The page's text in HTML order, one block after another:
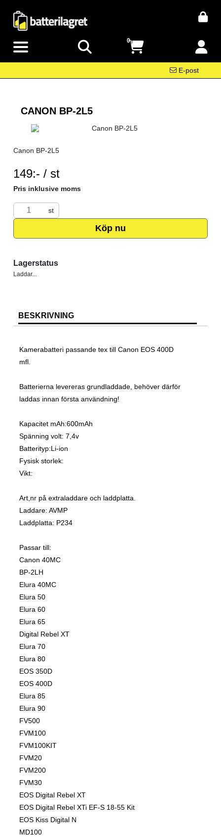
0
E-post
CANON BP-2L5
Canon BP-2L5
149:- / stSEK per ST
Pris inklusive moms
st
Köp nu
Lagerstatus
Laddar...
BESKRIVNING
Kamerabatteri passande tex till Canon EOS 400D
mfl.
Batterierna levereras grundladdade, behöver därför
laddas innan första användning!
Kapacitet mAh:600mAh
Spänning volt: 7,4v
Batterityp:Li-ion
Fysisk storlek:
Vikt:
Art,nr på extraladdare och laddplatta.
Laddare: AVMP
Laddplatta: P234
Passar till:
Canon 40MC
BP-2LH
Elura 40MC
Elura 50
Elura 60
Elura 65
Digital Rebel XT
Elura 70
Elura 80
EOS 350D
EOS 400D
Elura 85
Elura 90
FV500
FVM100
FVM100KIT
FVM20
FVM200
FVM30
EOS Digital Rebel XT
EOS Digital Rebel XTi EF-S 18-55 Kit
EOS Kiss Digital N
MD100